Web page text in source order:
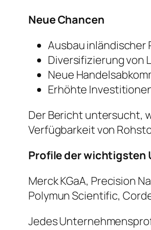
Neue Chancen
Ausbau
Diversifizierung von
Neue
Erhöhte
Der Bericht untersucht,
Verfügbarkeit von
Profile der wichtigsten
Merck KGaA, Precision
Polymun Scientific,
Jedes